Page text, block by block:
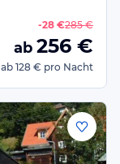
-28 €285 €
ab 256 €
ab 128 € pro Nacht